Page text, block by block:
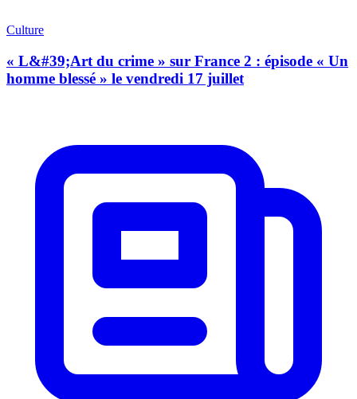
Culture
« L&#39;Art du crime » sur France 2 : épisode « Un
homme blessé » le vendredi 17 juillet